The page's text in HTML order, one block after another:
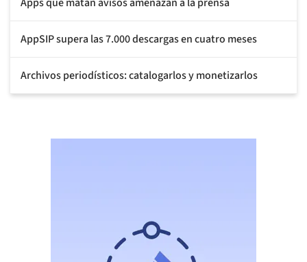
AppSIP supera las 7.000 descargas en cuatro meses
Archivos periodísticos: catalogarlos y monetizarlos